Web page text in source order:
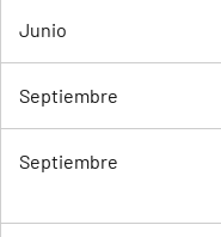
Junio
Septiembre
Septiembre